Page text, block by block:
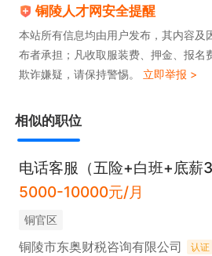
铜陵人才网安全提醒
本站所有信息均由用户发布，其内容及
布者承担；凡收取服装费、押金、报名
欺诈嫌疑，请保持警惕。 立即举报 >
相似的职位
电话客服（五险+白班+底薪
5000-10000元/月
铜官区
铜陵市东奥财税咨询有限公司 认证